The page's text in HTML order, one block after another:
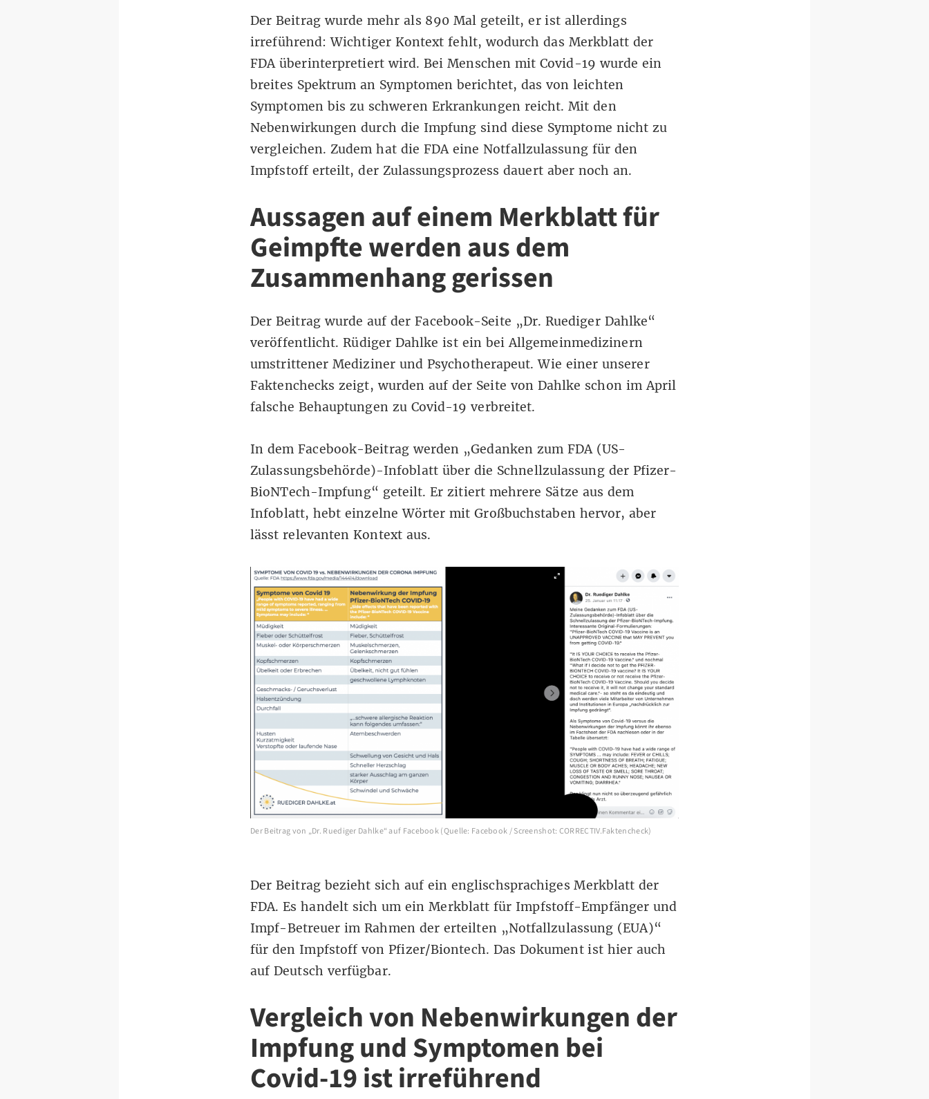
Der Beitrag wurde mehr als 890 Mal geteilt, er ist allerdings
irreführend: Wichtiger Kontext fehlt, wodurch das Merkblatt der
FDA überinterpretiert wird. Bei Menschen mit Covid-19 wurde ein
breites Spektrum an Symptomen berichtet, das von leichten
Symptomen bis zu schweren Erkrankungen reicht. Mit den
Nebenwirkungen durch die Impfung sind diese Symptome nicht zu
vergleichen. Zudem hat die FDA eine Notfallzulassung für den
Impfstoff erteilt, der Zulassungsprozess dauert aber noch an.
Aussagen auf einem Merkblatt für
Geimpfte werden aus dem
Zusammenhang gerissen
Der Beitrag wurde auf der Facebook-Seite „Dr. Ruediger Dahlke“
veröffentlicht.Rüdiger Dahlke ist ein bei Allgemeinmedizinern
umstrittener Mediziner und Psychotherapeut. Wie einer unserer
Faktenchecks zeigt, wurden auf der Seite von Dahlke schon im April
falsche Behauptungen zu Covid-19 verbreitet.
In dem Facebook-Beitrag werden „Gedanken zum FDA (US-
Zulassungsbehörde)-Infoblatt über die Schnellzulassung der Pfizer-
BioNTech-Impfung“ geteilt. Er zitiert mehrere Sätze aus dem
Infoblatt, hebt einzelne Wörter mit Großbuchstaben hervor, aber
lässt relevanten Kontext aus.
Der Beitrag von „Dr. Ruediger Dahlke“ auf Facebook (Quelle: Facebook / Screenshot: CORRECTIV.Faktencheck)
Der Beitrag bezieht sich auf ein englischsprachiges Merkblatt der
FDA. Es handelt sich um ein Merkblatt für Impfstoff-Empfänger und
Impf-Betreuer im Rahmen der erteilten „Notfallzulassung (EUA)“
für den Impfstoff von Pfizer/Biontech. Das Dokument ist hier auch
auf Deutsch verfügbar.
Vergleich von Nebenwirkungen der
Impfung und Symptomen bei
Covid-19 ist irreführend